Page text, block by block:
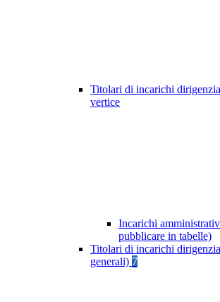
Titolari di incarichi
vertice
Incarichi
pubblicare in tabelle)
Titolari di incarichi
generali) 7